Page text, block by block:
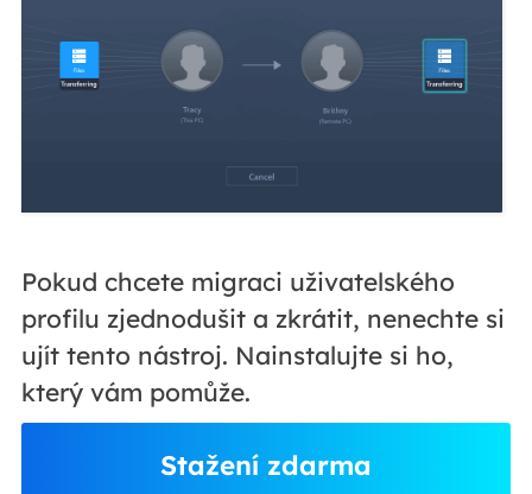
Pokud chcete migraci uživatelského
profilu zjednodušit a zkrátit, nenechte si
ujít tento nástroj. Nainstalujte si ho,
který vám pomůže.
Stažení zdarma